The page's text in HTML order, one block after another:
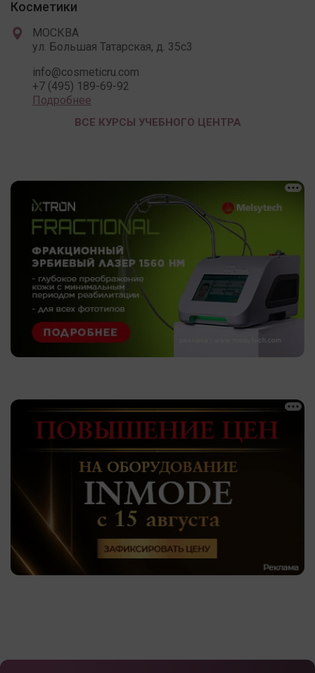
Косметики
МОСКВА
ул. Большая Татарская, д. 35с3
info@cosmeticru.com
+7 (495) 189-69-92
Подробнее
ВСЕ КУРСЫ УЧЕБНОГО ЦЕНТРА